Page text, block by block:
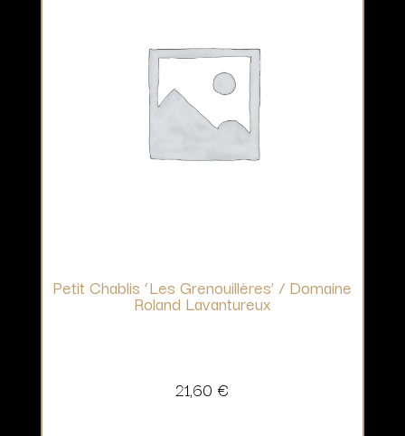
Petit Chablis ‘Les Grenouillères’ / Domaine
Roland Lavantureux
21,60 €